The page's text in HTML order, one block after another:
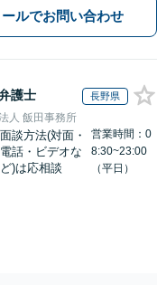
ールでお問い合わせ
護士 長野県
人 飯田事務所
面談方法(対面・
電話・ビデオな
ど)は応相談
営業時間：0
8:30~23:00
（平日）